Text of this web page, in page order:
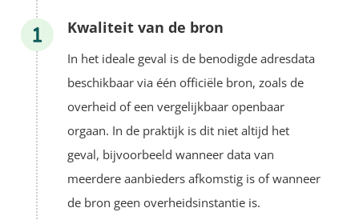
Kwaliteit van de bron
In het ideale geval is de benodigde adresdata
beschikbaar via één officiële bron, zoals de
overheid of een vergelijkbaar openbaar
orgaan. In de praktijk is dit niet altijd het
geval, bijvoorbeeld wanneer data van
meerdere aanbieders afkomstig is of wanneer
de bron geen overheidsinstantie is.